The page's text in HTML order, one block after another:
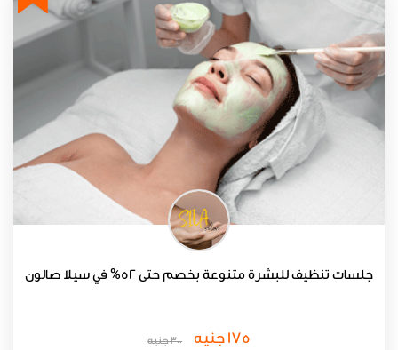
جلسات تنظيف للبشرة متنوعة بخصم حتى 52% في سيلا صالون
175 جنيه 300 جنيه